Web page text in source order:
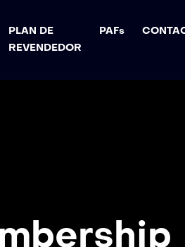
PLAN DE
REVENDEDOR
PAFs​